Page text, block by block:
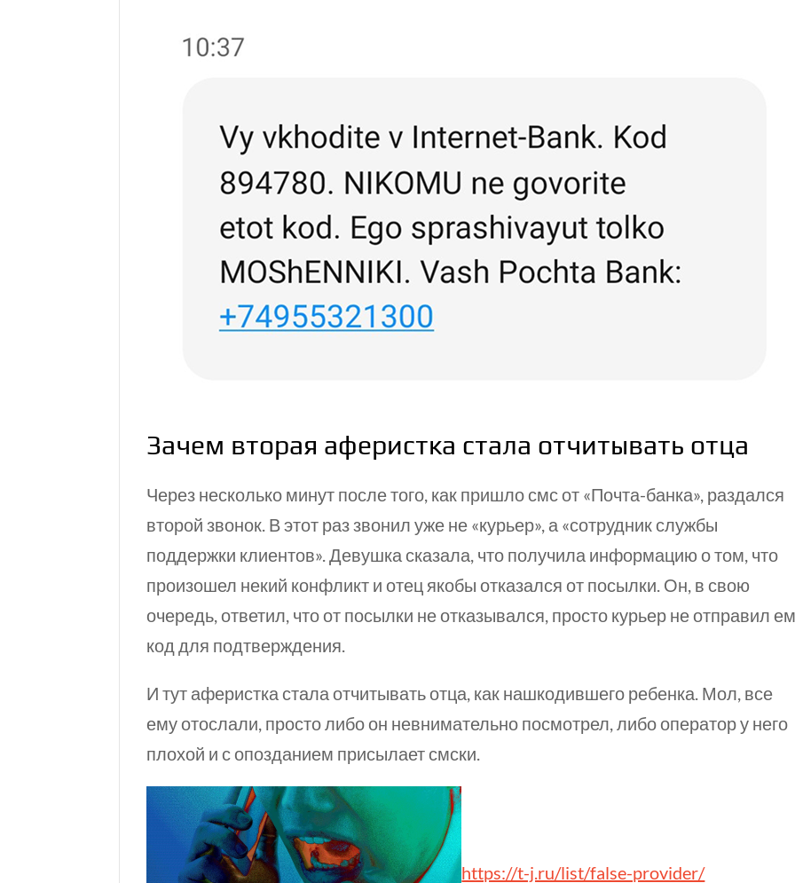
Зачем вторая аферистка стала отчитывать отца
Через несколько минут после того, как пришло смс от «Почта-банка», раздался
второй звонок. В этот раз звонил уже не «курьер», а «сотрудник службы
поддержки клиентов». Девушка сказала, что получила информацию о том, что
произошел некий конфликт и отец якобы отказался от посылки. Он, в свою
очередь, ответил, что от посылки не отказывался, просто курьер не отправил
код для подтверждения.
И тут аферистка стала отчитывать отца, как нашкодившего ребенка. Мол, все
ему отослали, просто либо он невнимательно посмотрел, либо оператор у него
плохой и с опозданием присылает смски.
https://t-j.ru/list/false-provider/